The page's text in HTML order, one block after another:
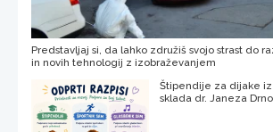
Predstavljaj si, da lahko združiš svojo strast do
in novih tehnologij z izobraževanjem
Štipendije za dijake
sklada dr. Janeza